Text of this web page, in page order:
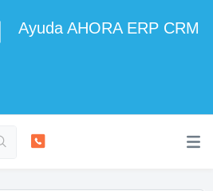
Ayuda AHORA ERP CRM